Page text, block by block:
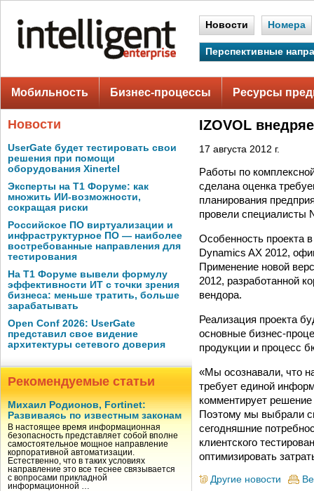
Новости Номера
Перспективные
Мобильность Бизнес-процессы Ресурсы
Новости
UserGate будет тестировать свои
решения при помощи
оборудования Xinertel
Эксперты на Т1 Форуме: как
множить ИИ-возможности,
сокращая риски
Российское ПО виртуализации и
инфраструктурное ПО — наиболее
востребованные направления для
тестирования
На Т1 Форуме вывели формулу
эффективности ИТ с точки зрения
бизнеса: меньше тратить, больше
зарабатывать
Open Conf 2026: UserGate
представил свое видение
архитектуры сетевого доверия
Рекомендуемые статьи
Михаил Родионов, Fortinet:
Развиваясь по известным законам
В настоящее время информационная
безопасность представляет собой вполне
самостоятельное мощное направление
корпоративной автоматизации.
Естественно, что в таких условиях
направление это все теснее связывается
с вопросами прикладной
информационной …
IZOVOL
17 августа 2012 г.
Работы по
сделана оценка
планирования
провели специалисты
Особенность проекта
Dynamics AX 2012,
Применение новой
2012, разработанной
вендора.
Реализация проекта
основные бизнес-
продукции и процесс
«Мы осознавали, что
требует единой
комментирует
Поэтому мы выбрали
сегодняшние
клиентского
оптимизировать
Другие новости